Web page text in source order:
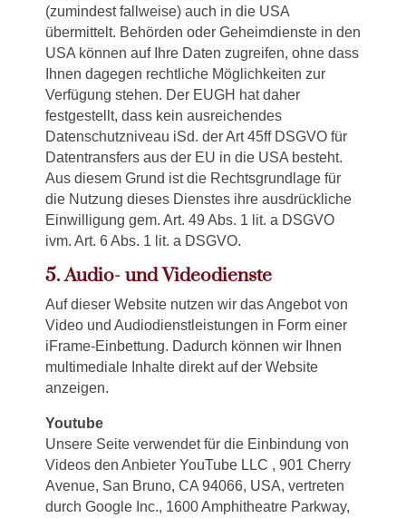
(zumindest fallweise) auch in die USA
übermittelt. Behörden oder Geheimdienste in den
USA können auf Ihre Daten zugreifen, ohne dass
Ihnen dagegen rechtliche Möglichkeiten zur
Verfügung stehen. Der EUGH hat daher
festgestellt, dass kein ausreichendes
Datenschutzniveau iSd. der Art 45ff DSGVO für
Datentransfers aus der EU in die USA besteht.
Aus diesem Grund ist die Rechtsgrundlage für
die Nutzung dieses Dienstes ihre ausdrückliche
Einwilligung gem. Art. 49 Abs. 1 lit. a DSGVO
ivm. Art. 6 Abs. 1 lit. a DSGVO.
5. Audio- und Videodienste
Auf dieser Website nutzen wir das Angebot von
Video und Audiodienstleistungen in Form einer
iFrame-Einbettung. Dadurch können wir Ihnen
multimediale Inhalte direkt auf der Website
anzeigen.
Youtube
Unsere Seite verwendet für die Einbindung von
Videos den Anbieter YouTube LLC , 901 Cherry
Avenue, San Bruno, CA 94066, USA, vertreten
durch Google Inc., 1600 Amphitheatre Parkway,